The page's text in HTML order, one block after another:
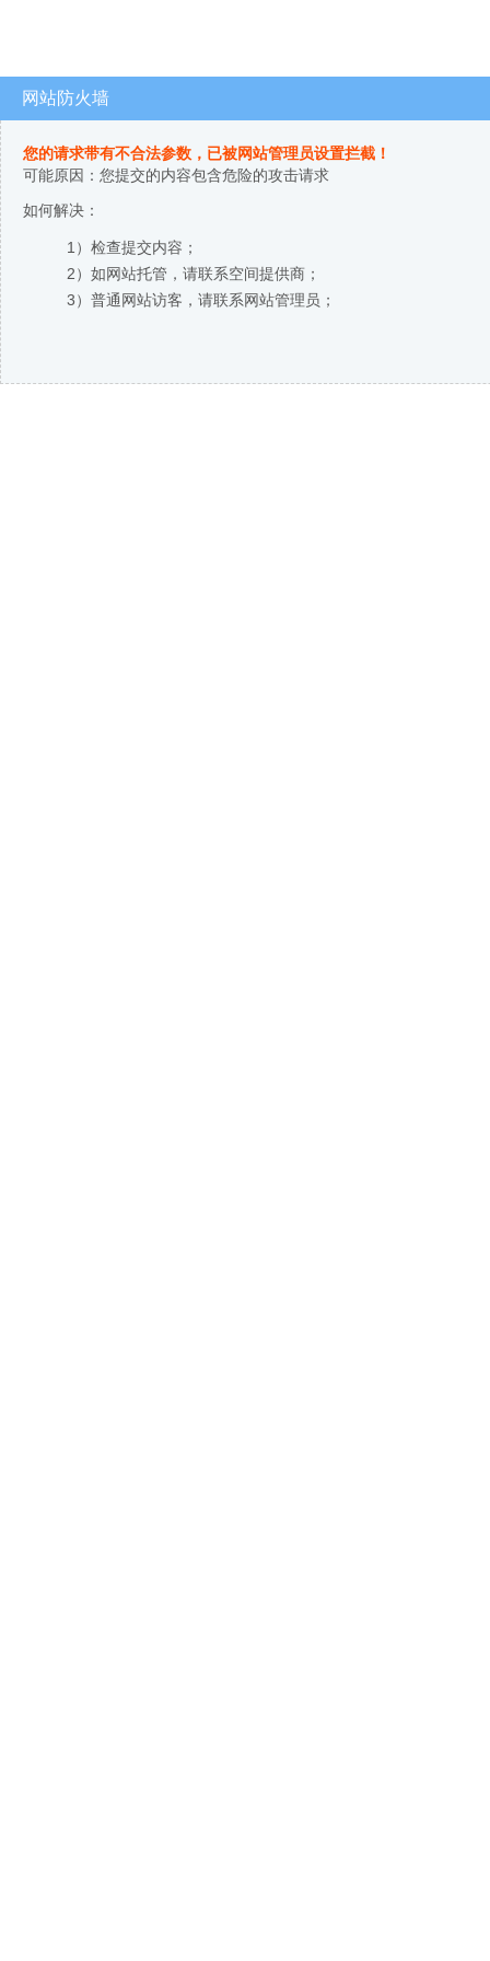
网站防火墙
您的请求带有不合法参数，已被网站管理员设置拦截！
可能原因：您提交的内容包含危险的攻击请求
如何解决：
1）检查提交内容；
2）如网站托管，请联系空间提供商；
3）普通网站访客，请联系网站管理员；